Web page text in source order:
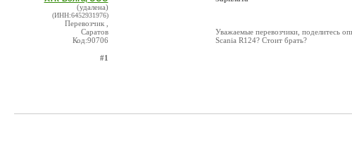
(удалена)
(ИНН:6452931976)
Перевозчик ,
Саратов
Код:90706
#1
Уважаемые перевозчики, поделитесь
Scania R124? Стоит брать?